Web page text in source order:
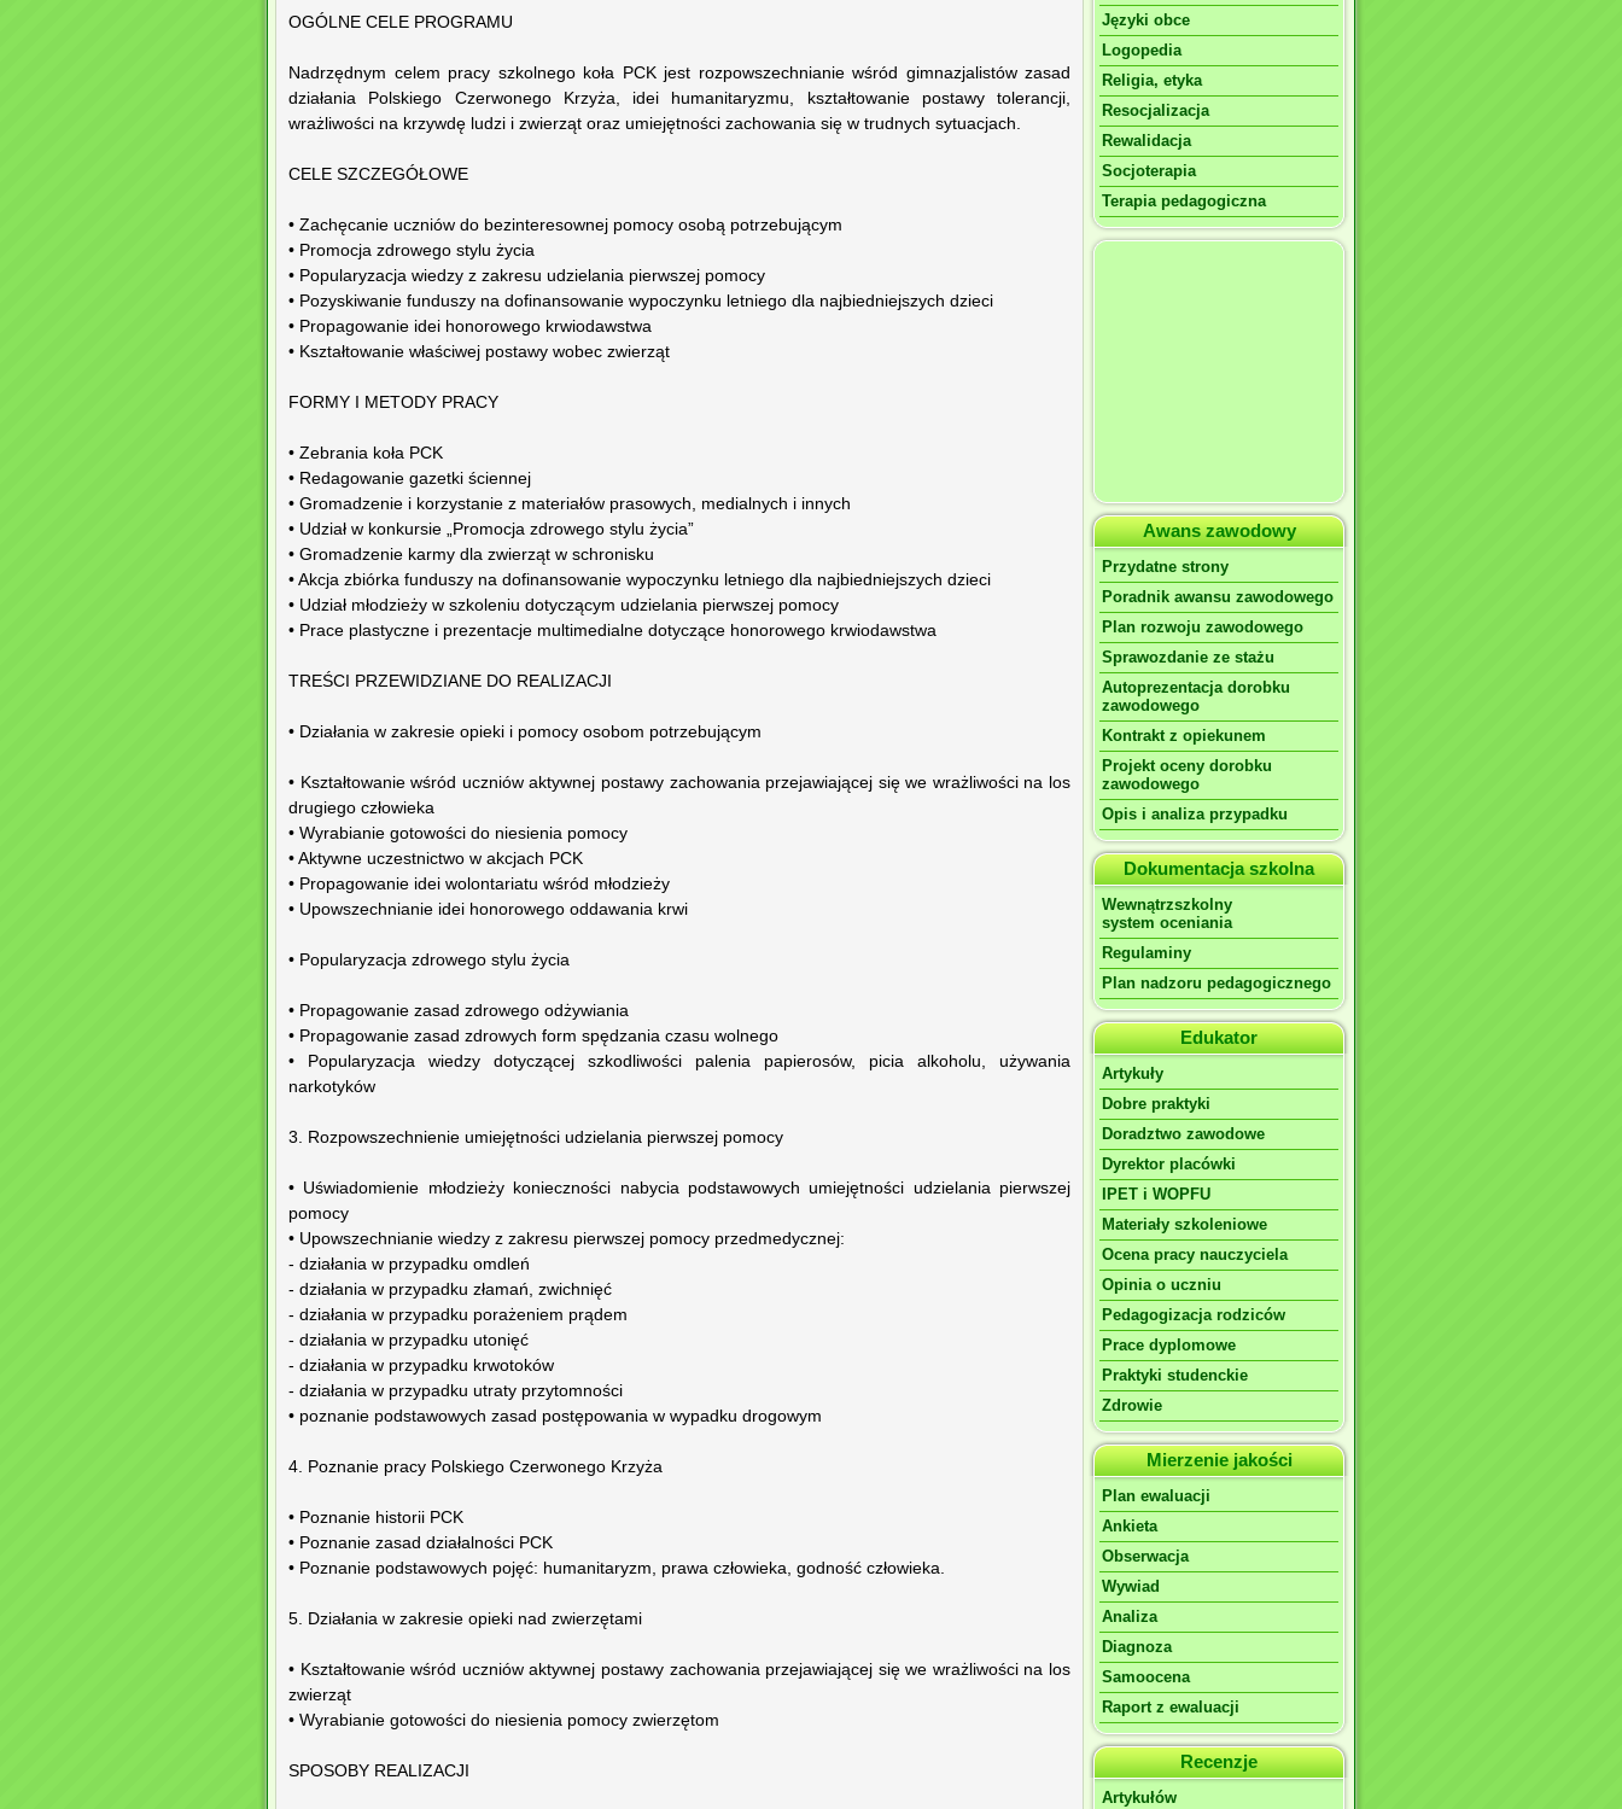
OGÓLNE CELE PROGRAMU
Nadrzędnym celem pracy szkolnego koła PCK jest rozpowszechnianie wśród gimnazjalistów zasad
działania Polskiego Czerwonego Krzyża, idei humanitaryzmu, kształtowanie postawy tolerancji,
wrażliwości na krzywdę ludzi i zwierząt oraz umiejętności zachowania się w trudnych sytuacjach.
CELE SZCZEGÓŁOWE
• Zachęcanie uczniów do bezinteresownej pomocy osobą potrzebującym
• Promocja zdrowego stylu życia
• Popularyzacja wiedzy z zakresu udzielania pierwszej pomocy
• Pozyskiwanie funduszy na dofinansowanie wypoczynku letniego dla najbiedniejszych dzieci
• Propagowanie idei honorowego krwiodawstwa
• Kształtowanie właściwej postawy wobec zwierząt
FORMY I METODY PRACY
• Zebrania koła PCK
• Redagowanie gazetki ściennej
• Gromadzenie i korzystanie z materiałów prasowych, medialnych i innych
• Udział w konkursie „Promocja zdrowego stylu życia”
• Gromadzenie karmy dla zwierząt w schronisku
• Akcja zbiórka funduszy na dofinansowanie wypoczynku letniego dla najbiedniejszych dzieci
• Udział młodzieży w szkoleniu dotyczącym udzielania pierwszej pomocy
• Prace plastyczne i prezentacje multimedialne dotyczące honorowego krwiodawstwa
TREŚCI PRZEWIDZIANE DO REALIZACJI
• Działania w zakresie opieki i pomocy osobom potrzebującym
• Kształtowanie wśród uczniów aktywnej postawy zachowania przejawiającej się we wrażliwości na los
drugiego człowieka
• Wyrabianie gotowości do niesienia pomocy
• Aktywne uczestnictwo w akcjach PCK
• Propagowanie idei wolontariatu wśród młodzieży
• Upowszechnianie idei honorowego oddawania krwi
• Popularyzacja zdrowego stylu życia
• Propagowanie zasad zdrowego odżywiania
• Propagowanie zasad zdrowych form spędzania czasu wolnego
• Popularyzacja wiedzy dotyczącej szkodliwości palenia papierosów, picia alkoholu, używania
narkotyków
3. Rozpowszechnienie umiejętności udzielania pierwszej pomocy
• Uświadomienie młodzieży konieczności nabycia podstawowych umiejętności udzielania pierwszej
pomocy
• Upowszechnianie wiedzy z zakresu pierwszej pomocy przedmedycznej:
- działania w przypadku omdleń
- działania w przypadku złamań, zwichnięć
- działania w przypadku porażeniem prądem
- działania w przypadku utonięć
- działania w przypadku krwotoków
- działania w przypadku utraty przytomności
• poznanie podstawowych zasad postępowania w wypadku drogowym
4. Poznanie pracy Polskiego Czerwonego Krzyża
• Poznanie historii PCK
• Poznanie zasad działalności PCK
• Poznanie podstawowych pojęć: humanitaryzm, prawa człowieka, godność człowieka.
5. Działania w zakresie opieki nad zwierzętami
• Kształtowanie wśród uczniów aktywnej postawy zachowania przejawiającej się we wrażliwości na los
zwierząt
• Wyrabianie gotowości do niesienia pomocy zwierzętom
SPOSOBY REALIZACJI
Języki obce
Logopedia
Religia, etyka
Resocjalizacja
Rewalidacja
Socjoterapia
Terapia pedagogiczna
Awans zawodowy
Przydatne strony
Poradnik awansu zawodowego
Plan rozwoju zawodowego
Sprawozdanie ze stażu
Autoprezentacja dorobku
zawodowego
Kontrakt z opiekunem
Projekt oceny dorobku
zawodowego
Opis i analiza przypadku
Dokumentacja szkolna
Wewnątrzszkolny
system oceniania
Regulaminy
Plan nadzoru pedagogicznego
Edukator
Artykuły
Dobre praktyki
Doradztwo zawodowe
Dyrektor placówki
IPET i WOPFU
Materiały szkoleniowe
Ocena pracy nauczyciela
Opinia o uczniu
Pedagogizacja rodziców
Prace dyplomowe
Praktyki studenckie
Zdrowie
Mierzenie jakości
Plan ewaluacji
Ankieta
Obserwacja
Wywiad
Analiza
Diagnoza
Samoocena
Raport z ewaluacji
Recenzje
Artykułów